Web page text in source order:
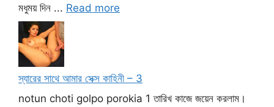
মধুময় দিন ... Read more
স্যারের সাথে আমার সেক্স কাহিনী – 3
notun choti golpo porokia 1 তারিখ কাজে জয়েন করলাম।